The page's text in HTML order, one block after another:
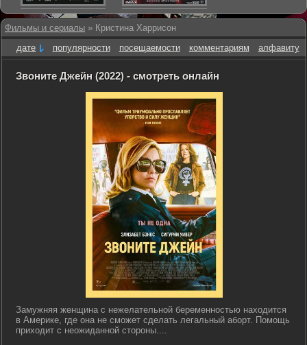
Фильмы и сериалы » Кристина Харрисон
дате
популярности посещаемости комментариям алфавиту
Звоните Джейн (2022) - смотреть онлайн
Замужняя женщина с нежелательной беременностью находится
в Америке, где она не сможет сделать легальный аборт. Помощь
приходит с неожиданной стороны....